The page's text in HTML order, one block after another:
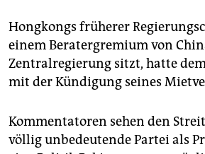
Hongkongs früherer
einem Beratergremium von
Zentralregierung sitzt, hatte
mit der Kündigung seines
Kommentatoren sehen den
völlig unbedeutende Partei als